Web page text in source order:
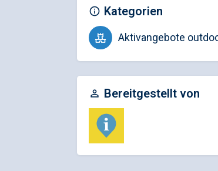
Kategorien
Aktivangebote
Bereitgestellt von